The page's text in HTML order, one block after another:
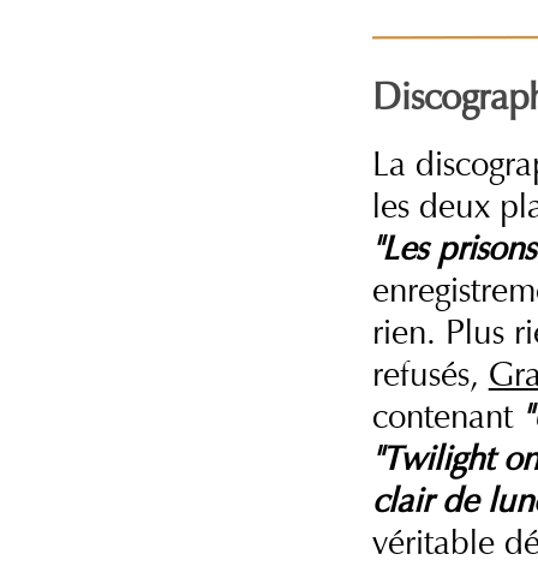
La
les deux
"Les
rien. Plus
refusés,
contenant
"Twilight
clair de
véritable